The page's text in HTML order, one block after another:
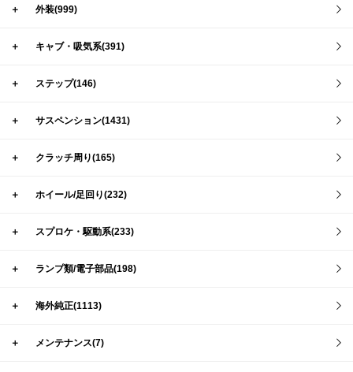
＋ 外装(999)
＋ キャブ・吸気系(391)
＋ ステップ(146)
＋ サスペンション(1431)
＋ クラッチ周り(165)
＋ ホイール/足回り(232)
＋ スプロケ・駆動系(233)
＋ ランプ類/電子部品(198)
＋ 海外純正(1113)
＋ メンテナンス(7)